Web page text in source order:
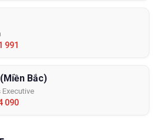
991
Bắc)
Executive
090